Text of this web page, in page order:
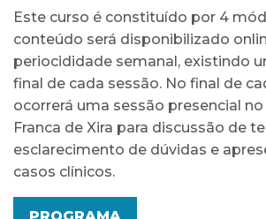
Este curso é constituído por 4
conteúdo será disponibilizado
periocididade semanal, existindo
final de cada sessão. No final de
ocorrerá uma sessão presencial
Franca de Xira para discussão de
esclarecimento de dúvidas e
casos clínicos.
PROGRAMA